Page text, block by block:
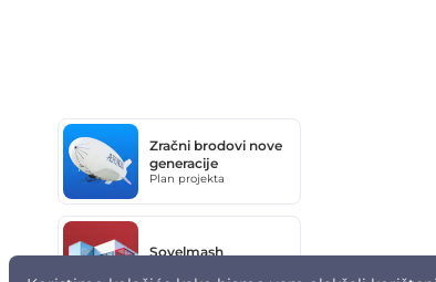
Zračni brodovi nove
generacije
Plan projekta
Sovelmash